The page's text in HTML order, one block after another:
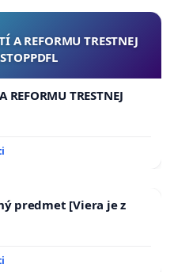
A REFORMU TRESTNEJ
REFORMU TRESTNEJ
predmet [Viera je z